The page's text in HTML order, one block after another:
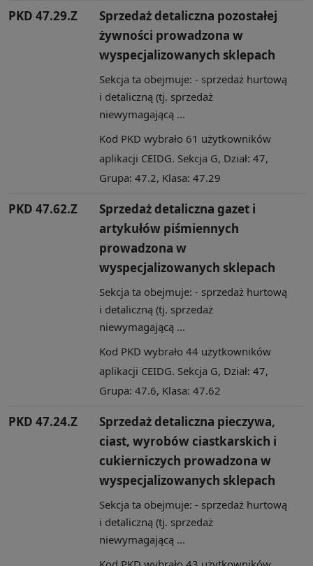
PKD 47.29.Z
Sprzedaż detaliczna pozostałej
żywności prowadzona w
wyspecjalizowanych sklepach
Sekcja ta obejmuje: - sprzedaż hurtową
i detaliczną (tj. sprzedaż
niewymagającą ...
Kod PKD wybrało 61 użytkowników
aplikacji CEIDG. Sekcja G, Dział: 47,
Grupa: 47.2, Klasa: 47.29
PKD 47.62.Z
Sprzedaż detaliczna gazet i
artykułów piśmiennych
prowadzona w
wyspecjalizowanych sklepach
Sekcja ta obejmuje: - sprzedaż hurtową
i detaliczną (tj. sprzedaż
niewymagającą ...
Kod PKD wybrało 44 użytkowników
aplikacji CEIDG. Sekcja G, Dział: 47,
Grupa: 47.6, Klasa: 47.62
PKD 47.24.Z
Sprzedaż detaliczna pieczywa,
ciast, wyrobów ciastkarskich i
cukierniczych prowadzona w
wyspecjalizowanych sklepach
Sekcja ta obejmuje: - sprzedaż hurtową
i detaliczną (tj. sprzedaż
niewymagającą ...